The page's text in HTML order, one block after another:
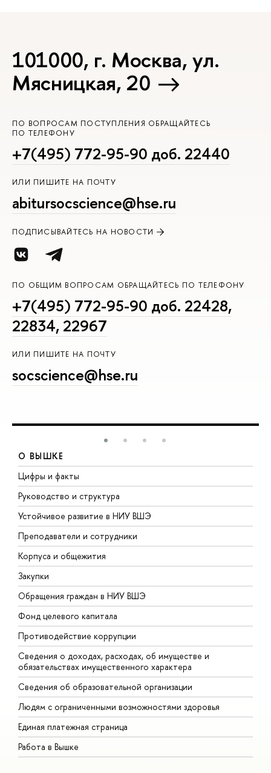
101000, г. Москва, ул.
Мясницкая, 20
ПО ВОПРОСАМ ПОСТУПЛЕНИЯ ОБРАЩАЙТЕСЬ
ПО ТЕЛЕФОНУ
+7(495) 772-95-90 доб. 22440
ИЛИ ПИШИТЕ НА ПОЧТУ
abitursocscience@hse.ru
ПОДПИСЫВАЙТЕСЬ НА НОВОСТИ
ПО ОБЩИМ ВОПРОСАМ ОБРАЩАЙТЕСЬ ПО ТЕЛЕФОНУ
+7(495) 772-95-90 доб. 22428,
22834, 22967
ИЛИ ПИШИТЕ НА ПОЧТУ
socscience@hse.ru
О ВЫШКЕ
Цифры и факты
Руководство и структура
Устойчивое развитие в НИУ ВШЭ
Преподаватели и сотрудники
Корпуса и общежития
Закупки
Обращения граждан в НИУ ВШЭ
Фонд целевого капитала
Противодействие коррупции
Сведения о доходах, расходах, об имуществе и
обязательствах имущественного характера
Сведения об образовательной организации
Людям с ограниченными возможностями здоровья
Единая платежная страница
Работа в Вышке